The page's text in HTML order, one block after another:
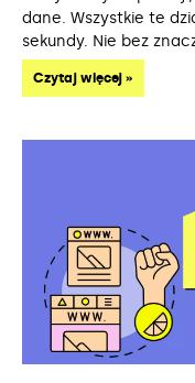
dane. Wszystkie te
sekundy. Nie bez
Czytaj więcej »